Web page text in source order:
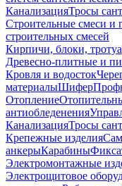
КанализацияТросы
Строительные смеси и
строительных смесей
Кирпичи, блоки,
Древесно-плитные и
Кровля и водосток
материалыШифер
Отопление
антиобледенения
КанализацияТросы
Крепежные изделия
анкерыКарабины
Электромонтажные
Электрощитовое